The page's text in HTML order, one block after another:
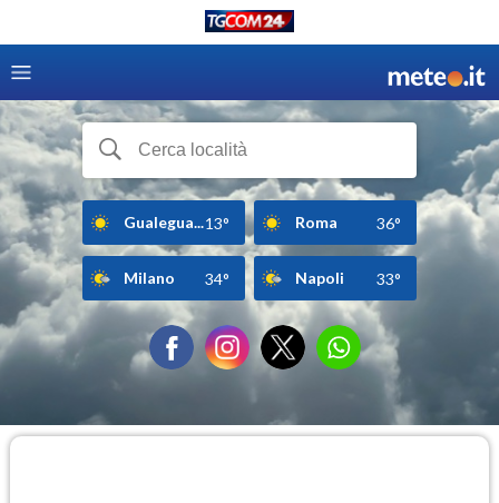
Gualegua...13° Roma 36°
Milano 34° Napoli 33°